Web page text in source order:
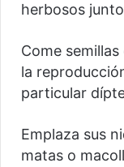
herbosos
Come
la
particular
Emplaza sus
matas o